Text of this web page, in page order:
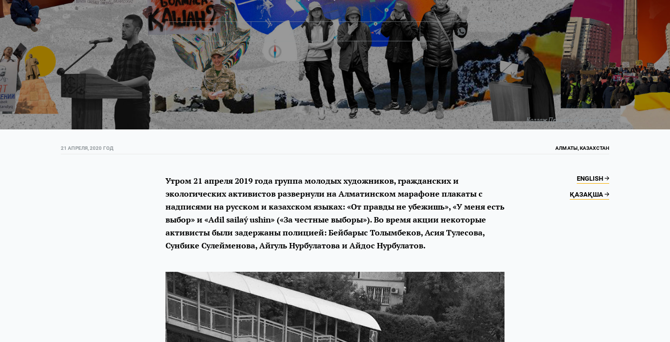
КоллажПеризат Сулейманова
21 АПРЕЛЯ, 2020 ГОД АЛМАТЫ, КАЗАХСТАН
ENGLISH
ҚАЗАҚША
Утром 21 апреля 2019 года группа молодых художников, гражданских и
экологических активистов развернули на Алматинском марафоне плакаты с
надписями на русском и казахском языках: «От правды не убежишь», «У меня есть
выбор» и «Adil sailaý ushin» («За честные выборы»). Во время акции некоторые
активисты были задержаны полицией: Бейбарыс Толымбеков, Асия Тулесова,
Сунбике Сулейменова, Айгуль Нурбулатова и Айдос Нурбулатов.